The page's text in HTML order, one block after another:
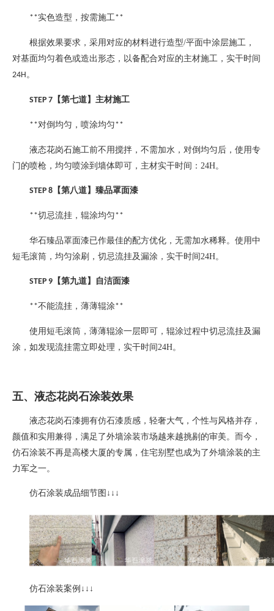
**实色造型，按需施工**
根据效果要求，采用对应的材料进行造型/平面中涂层施工，
对基面均匀着色或造出形态，以备配合对应的主材施工，实干时间
24H。
STEP 7 【第七道】主材施工
**对倒均匀，喷涂均匀**
液态花岗石施工前不用搅拌，不需加水，对倒均匀后，使用专
门的喷枪，均匀喷涂到墙体即可，主材实干时间： 24H。
STEP 8 【第八道】臻品罩面漆
**切忌流挂，辊涂均匀**
华石臻品罩面漆已作最佳的配方优化，无需加水稀释。使用中
短毛滚筒，均匀涂刷，切忌流挂及漏涂，实干时间24H。
STEP 9 【第九道】自洁面漆
**不能流挂，薄薄辊涂**
使用短毛滚筒，薄薄辊涂一层即可，辊涂过程中切忌流挂及漏
涂，如发现流挂需立即处理，实干时间24H。
五、液态花岗石涂装效果
液态花岗石漆拥有仿石漆质感，轻奢大气，个性与风格并存，
颜值和实用兼得，满足了外墙涂装市场越来越挑剔的审美。而今，
仿石涂装不再是高楼大厦的专属，住宅别墅也成为了外墙涂装的主
力军之一。
仿石涂装成品细节图 ↓↓↓
仿石涂装案例 ↓↓↓